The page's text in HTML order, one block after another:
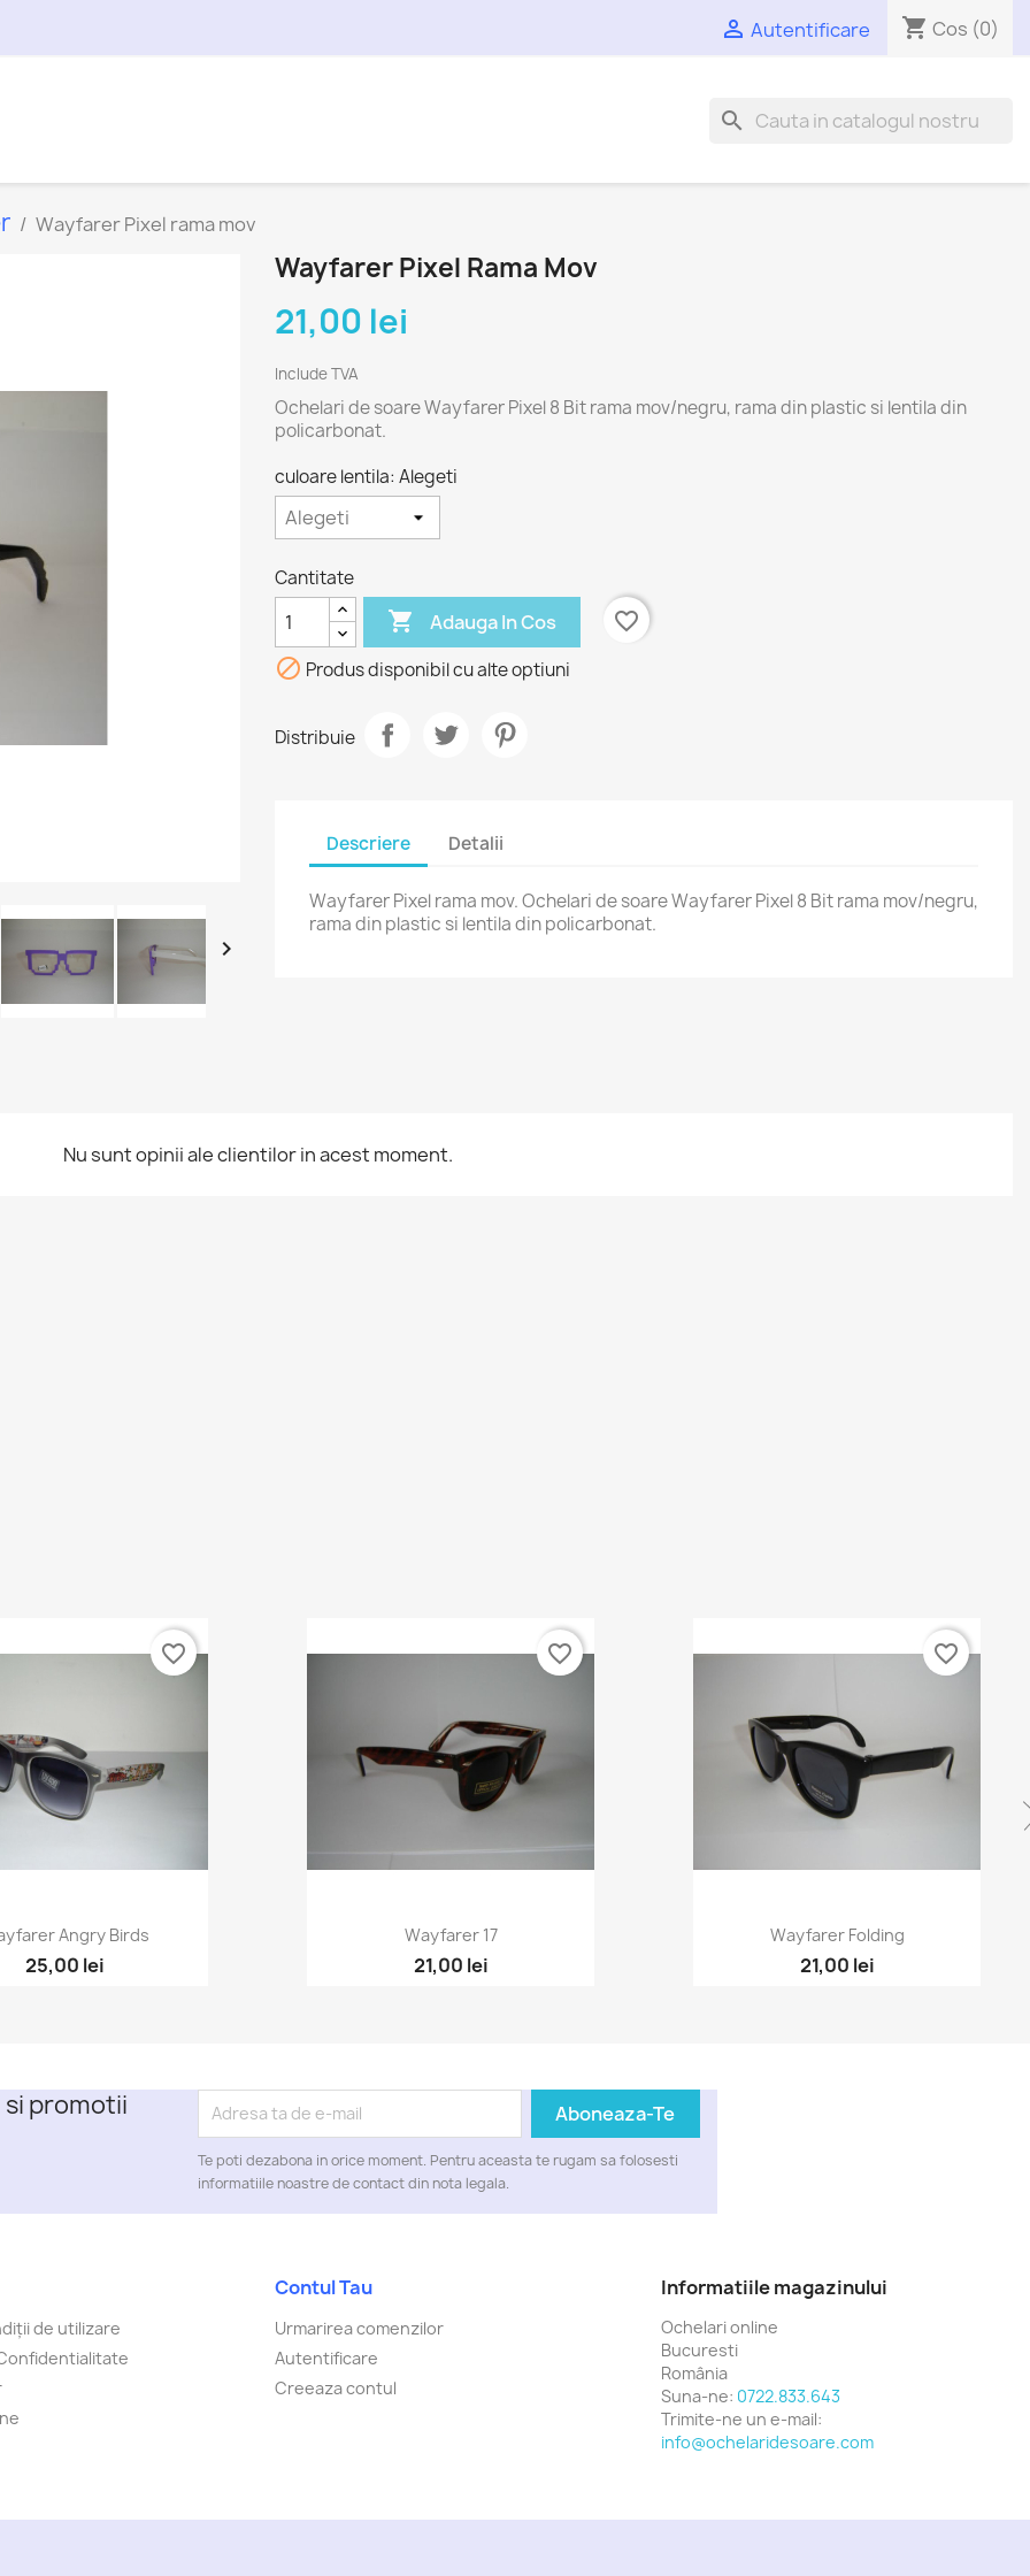
 Autentificare shopping_cart Cos (0)
search
Wayfarer Pixel rama mov

Wayfarer Pixel Rama Mov
21,00 lei
Include TVA
Ochelari de soare Wayfarer Pixel 8 Bit rama mov/negru, rama din plastic si lentila din
policarbonat.
culoare lentila: Alegeti
Cantitate
 Adauga In Cos
favorite_border
 Produs disponibil cu alte optiuni
Distribuie
Descriere Detalii
Wayfarer Pixel rama mov. Ochelari de soare Wayfarer Pixel 8 Bit rama mov/negru,
rama din plastic si lentila din policarbonat.
Nu sunt opinii ale clientilor in acest moment.
Angry Birds
25,00 lei
favorite_border
Wayfarer 17
21,00 lei
favorite_border
Wayfarer Folding
21,00 lei
favorite_border
promotii
Te poti dezabona in orice moment. Pentru aceasta te rugam sa folosesti
informatiile noastre de contact din nota legala.
de utilizare
Contul Tau
Urmarirea comenzilor
Autentificare
Creeaza contul
Informatiile magazinului
Ochelari online
Bucuresti
România
Suna-ne: 0722.833.643
Trimite-ne un e-mail:
info@ochelaridesoare.com